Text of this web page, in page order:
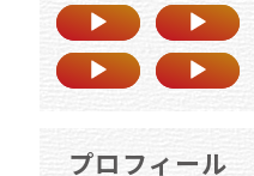
プロフィール